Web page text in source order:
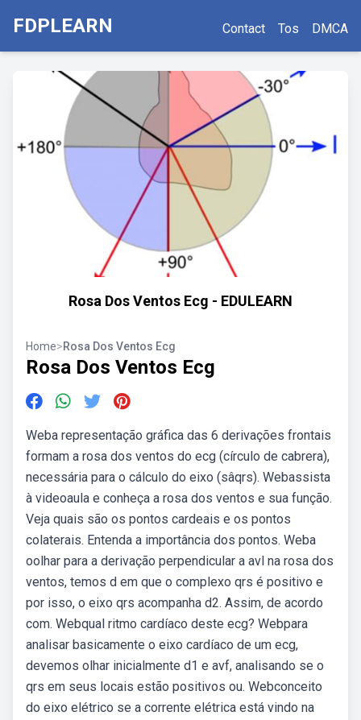
FDPLEARN Contact Tos DMCA
Rosa Dos Ventos Ecg - EDULEARN
Home>Rosa Dos Ventos Ecg
Rosa Dos Ventos Ecg
Weba representação gráfica das 6 derivações frontais
formam a rosa dos ventos do ecg (círculo de cabrera),
necessária para o cálculo do eixo (sâqrs). Webassista
à videoaula e conheça a rosa dos ventos e sua função.
Veja quais são os pontos cardeais e os pontos
colaterais. Entenda a importância dos pontos. Weba
oolhar para a derivação perpendicular a avl na rosa dos
ventos, temos d em que o complexo qrs é positivo e
por isso, o eixo qrs acompanha d2. Assim, de acordo
com. Webqual ritmo cardíaco deste ecg? Webpara
analisar basicamente o eixo cardíaco de um ecg,
devemos olhar inicialmente d1 e avf, analisando se o
qrs em seus locais estão positivos ou. Webconceito
do eixo elétrico se a corrente elétrica está vindo na